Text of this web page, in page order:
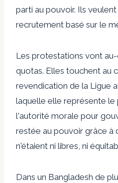
parti au pouvoir. Ils
recrutement basé sur le
Les protestations vont
quotas. Elles touchent au
revendication de la Ligue
laquelle elle représente
l'autorité morale pour
restée au pouvoir grâce à
n'étaient ni libres, ni
Dans un Bangladesh de